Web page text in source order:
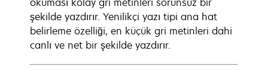
şekilde yazdırır. Yenilikçi yazı tipi ana hat
belirleme özelliği, en küçük gri metinleri dahi
canlı ve net bir şekilde yazdırır.